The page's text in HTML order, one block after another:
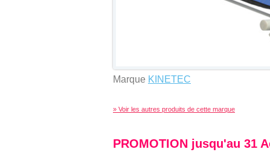
Marque KINETEC
» Voir les autres produits de cette marque
PROMOTION jusqu'au 31